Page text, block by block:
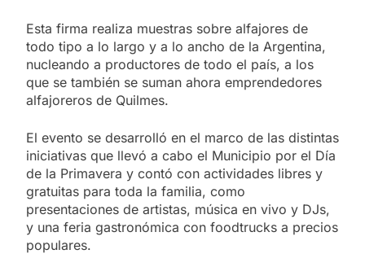
Esta firma realiza muestras sobre alfajores de
todo tipo a lo largo y a lo ancho de la Argentina,
nucleando a productores de todo el país, a los
que se también se suman ahora emprendedores
alfajoreros de Quilmes.
El evento se desarrolló en el marco de las distintas
iniciativas que llevó a cabo el Municipio por el Día
de la Primavera y contó con actividades libres y
gratuitas para toda la familia, como
presentaciones de artistas, música en vivo y DJs,
y una feria gastronómica con foodtrucks a precios
populares.